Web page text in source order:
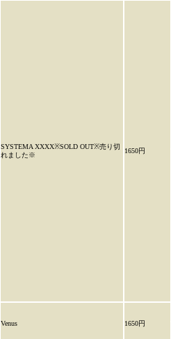
SYSTEMA XXXX※SOLD OUT※売り切
れました※
1650円
Venus 1650円